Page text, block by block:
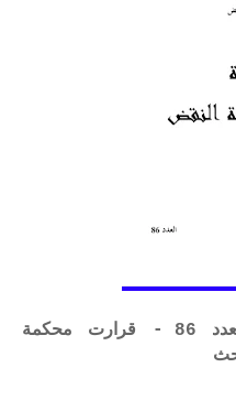
مجلة محكمة النقض - العدد 86 - قرارت محكمة